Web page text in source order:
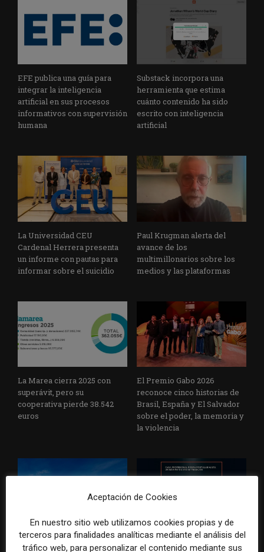
EFE publica una guía para
integrar la inteligencia
artificial en sus procesos
informativos con supervisión
humana
Substack incorpora una
herramienta que estima
cuánto contenido ha sido
escrito con inteligencia
artificial
La Universidad CEU
Cardenal Herrera presenta
un informe con pautas para
informar sobre el suicidio
Paul Krugman alerta del
avance de los
multimillonarios sobre los
medios y las plataformas
La Marea cierra 2025 con
superávit, pero su
cooperativa pierde 38.542
euros
El Premio Gabo 2026
reconoce cinco historias de
Brasil, España y El Salvador
sobre el poder, la memoria y
la violencia
Radio Televisión Madrid
establece un sistema de
ADEPA crea un premio
especial para la mejor
Aceptación de Cookies
En nuestro sitio web utilizamos cookies propias y de
terceros para finalidades analíticas mediante el análisis del
tráfico web, para personalizar el contenido mediante sus